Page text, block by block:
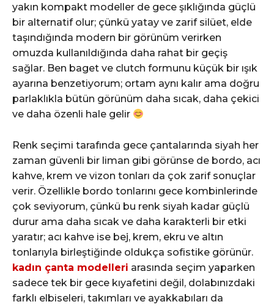
yakın kompakt modeller de gece şıklığında güçlü
bir alternatif olur; çünkü yatay ve zarif silüet, elde
taşındığında modern bir görünüm verirken
omuzda kullanıldığında daha rahat bir geçiş
sağlar. Ben baget ve clutch formunu küçük bir ışık
ayarına benzetiyorum; ortam aynı kalır ama doğru
parlaklıkla bütün görünüm daha sıcak, daha çekici
ve daha özenli hale gelir
Renk seçimi tarafında gece çantalarında siyah her
zaman güvenli bir liman gibi görünse de bordo, acı
kahve, krem ve vizon tonları da çok zarif sonuçlar
verir. Özellikle bordo tonlarını gece kombinlerinde
çok seviyorum, çünkü bu renk siyah kadar güçlü
durur ama daha sıcak ve daha karakterli bir etki
yaratır; acı kahve ise bej, krem, ekru ve altın
tonlarıyla birleştiğinde oldukça sofistike görünür.
kadın çanta modelleri arasında seçim yaparken
sadece tek bir gece kıyafetini değil, dolabınızdaki
farklı elbiseleri, takımları ve ayakkabıları da